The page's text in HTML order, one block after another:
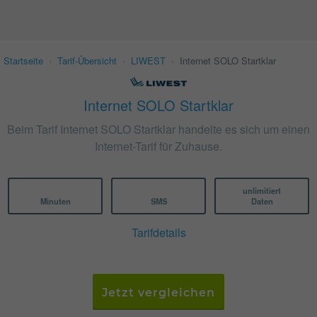
Startseite Tarif-Übersicht LIWEST Internet SOLO Startklar
Internet SOLO Startklar
Beim Tarif Internet SOLO Startklar handelte es sich um einen
Internet-Tarif für Zuhause.
Minuten SMS
unlimitiert
Daten
Tarifdetails
Jetzt vergleichen